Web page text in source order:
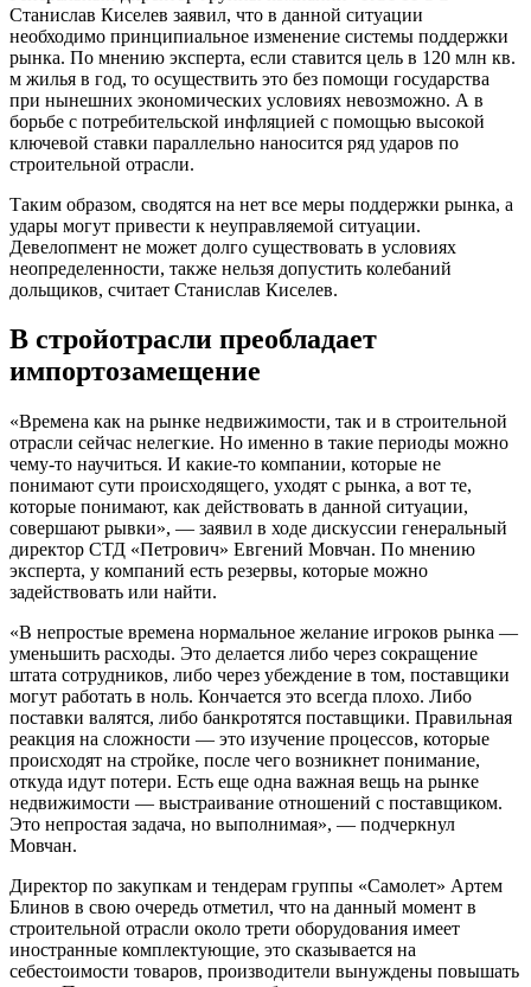
Станислав Киселев заявил, что в данной ситуации
необходимо принципиальное изменение системы поддержки
рынка. По мнению эксперта, если ставится цель в 120 млн кв.
м жилья в год, то осуществить это без помощи государства
при нынешних экономических условиях невозможно. А в
борьбе с потребительской инфляцией с помощью высокой
ключевой ставки параллельно наносится ряд ударов по
строительной отрасли.
Таким образом, сводятся на нет все меры поддержки рынка, а
удары могут привести к неуправляемой ситуации.
Девелопмент не может долго существовать в условиях
неопределенности, также нельзя допустить колебаний
дольщиков, считает Станислав Киселев.
В стройотрасли преобладает
импортозамещение
«Времена как на рынке недвижимости, так и в строительной
отрасли сейчас нелегкие. Но именно в такие периоды можно
чему-то научиться. И какие-то компании, которые не
понимают сути происходящего, уходят с рынка, а вот те,
которые понимают, как действовать в данной ситуации,
совершают рывки», — заявил в ходе дискуссии генеральный
директор СТД «Петрович» Евгений Мовчан. По мнению
эксперта, у компаний есть резервы, которые можно
задействовать или найти.
«В непростые времена нормальное желание игроков рынка —
уменьшить расходы. Это делается либо через сокращение
штата сотрудников, либо через убеждение в том, поставщики
могут работать в ноль. Кончается это всегда плохо. Либо
поставки валятся, либо банкротятся поставщики. Правильная
реакция на сложности — это изучение процессов, которые
происходят на стройке, после чего возникнет понимание,
откуда идут потери. Есть еще одна важная вещь на рынке
недвижимости — выстраивание отношений с поставщиком.
Это непростая задача, но выполнимая», — подчеркнул
Мовчан.
Директор по закупкам и тендерам группы «Самолет» Артем
Блинов в свою очередь отметил, что на данный момент в
строительной отрасли около трети оборудования имеет
иностранные комплектующие, это сказывается на
себестоимости товаров, производители вынуждены повышать